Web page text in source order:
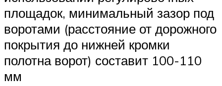
площадок, минимальный зазор под
воротами (расстояние от дорожного
покрытия до нижней кромки
полотна ворот) составит 100-110
мм